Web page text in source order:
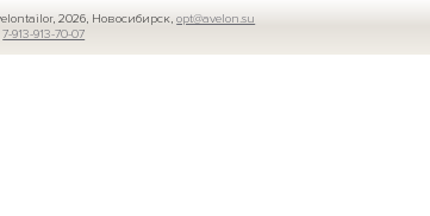
2026, Новосибирск,opt@avelon.su
7-913-913-70-07